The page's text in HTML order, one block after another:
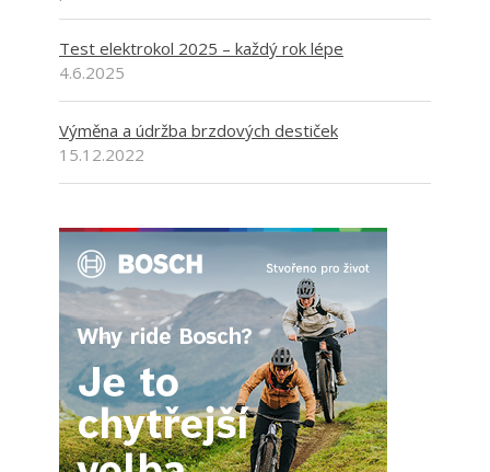
Test elektrokol 2025 – každý rok lépe
4.6.2025
Výměna a údržba brzdových destiček
15.12.2022